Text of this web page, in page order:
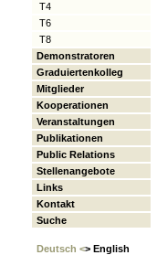
T4
T6
T8
Demonstratoren
Graduiertenkolleg
Mitglieder
Kooperationen
Veranstaltungen
Publikationen
Public Relations
Stellenangebote
Links
Kontakt
Suche
Deutsch <> English